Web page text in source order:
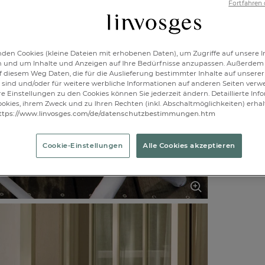
Verfügbar
1
Genießen
2
einfarbig
Cookies (kleine Dateien mit erhobenen Daten), um Zugriffe auf unsere
und um Inhalte und Anzeigen auf Ihre Bedürfnisse anzupassen.
diesem Weg Daten, die für die Auslieferung bestimmter Inhalte auf unserer
und/oder für weitere werbliche Informationen auf anderen Seiten
Einstellungen zu den Cookies können Sie jederzeit ändern. Detaillierte
ihrem Zweck und zu Ihren Rechten (inkl. Abschaltmöglichkeiten)
www.linvosges.com/de/datenschutzbestimmungen.htm
Cookie-Einstellungen Alle Cookies akzeptieren
Fortfahren